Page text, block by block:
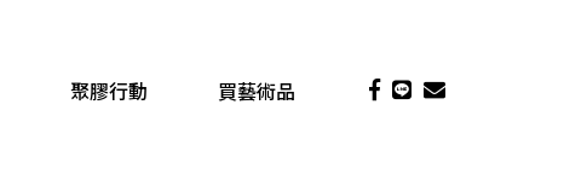
聚膠行動 買藝術品